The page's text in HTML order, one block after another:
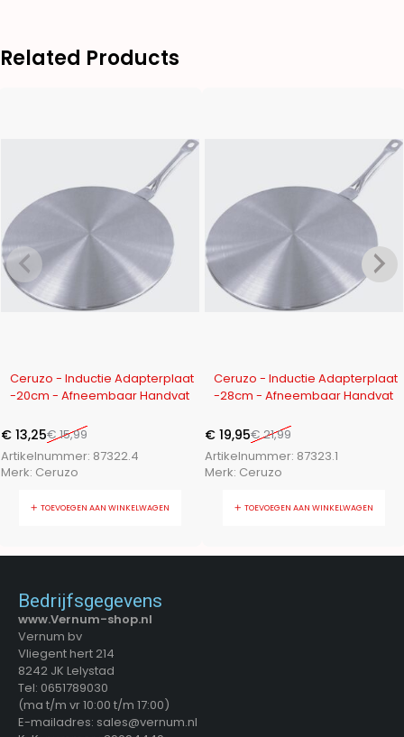
Related Products
Ceruzo - Inductie Adapterplaat
-20cm - Afneembaar Handvat
€15,99
€ 13,25
Artikelnummer: 87322.4
Merk: Ceruzo
TOEVOEGEN AAN WINKELWAGEN
Ceruzo - Inductie Adapterplaat
-28cm - Afneembaar Handvat
€21,99
€ 19,95
Artikelnummer: 87323.1
Merk: Ceruzo
TOEVOEGEN AAN WINKELWAGEN
Bedrijfsgegevens
www.Vernum-shop.nl
Vernum bv
Vliegent hert 214
8242 JK Lelystad
Tel: 0651789030
(ma t/m vr 10:00 t/m 17:00)
E-mailadres: sales@vernum.nl